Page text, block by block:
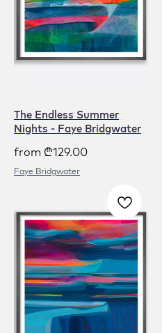
The Endless Summer
Nights - Faye Bridgwater
from ₾129.00
Faye Bridgwater